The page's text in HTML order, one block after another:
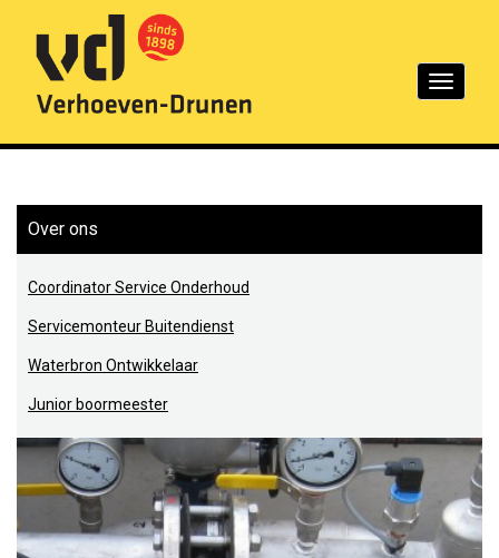
Toggle
navigation
Over ons
Coordinator Service Onderhoud
Servicemonteur Buitendienst
Waterbron Ontwikkelaar
Junior boormeester